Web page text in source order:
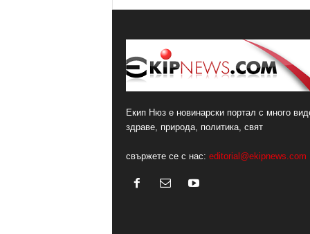
Екип Нюз е новинарски портал с много
здраве, природа, политика, свят
свържете се с нас: editorial@ekipnews.com